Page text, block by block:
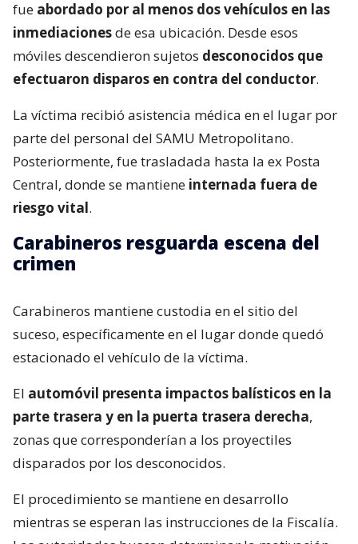
fue abordado por al menos dos vehículos en las
inmediacionesde esa ubicación. Desde esos
móviles descendieron sujetos desconocidos que
efectuaron disparos en contra del conductor.
La víctima recibió asistencia médica en el lugar por
parte del personal del SAMU Metropolitano.
Posteriormente, fue trasladada hasta la ex Posta
Central, donde se mantiene internada fuera de
riesgo vital.
Carabineros resguarda escena del
crimen
Carabineros mantiene custodia en el sitio del
suceso, específicamente en el lugar donde quedó
estacionado el vehículo de la víctima.
El automóvil presenta impactos balísticos en la
parte trasera y en la puerta trasera derecha,
zonas que corresponderían a los proyectiles
disparados por los desconocidos.
El procedimiento se mantiene en desarrollo
mientras se esperan las instrucciones de la Fiscalía.